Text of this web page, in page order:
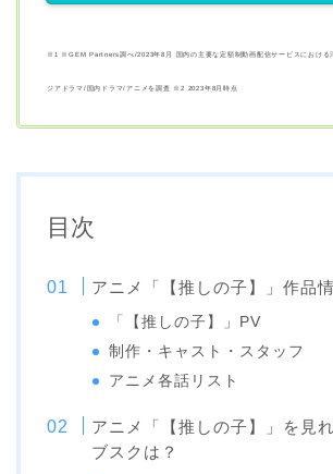
※1 ※GEM Partners調べ/2023年8⽉ 国内の主要な定額制動画配信サービスにおける
ジアドラマ/国内ドラマ/アニメを調査 ※2 2023年8⽉時点
目次
アニメ「【推しの子】」作品
「【推しの子】」PV
制作・キャスト・スタッフ
アニメ各話リスト
アニメ「【推しの子】」を見
ブスクは？